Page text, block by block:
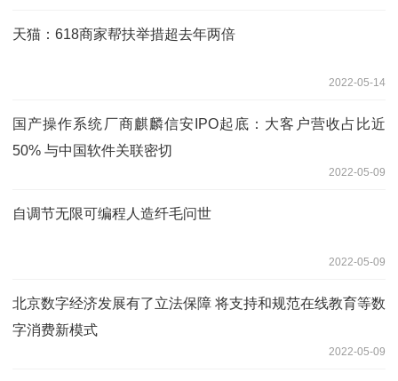
天猫：618商家帮扶举措超去年两倍
2022-05-14
国产操作系统厂商麒麟信安IPO起底：大客户营收占比近
50% 与中国软件关联密切
2022-05-09
自调节无限可编程人造纤毛问世
2022-05-09
北京数字经济发展有了立法保障 将支持和规范在线教育等数
字消费新模式
2022-05-09